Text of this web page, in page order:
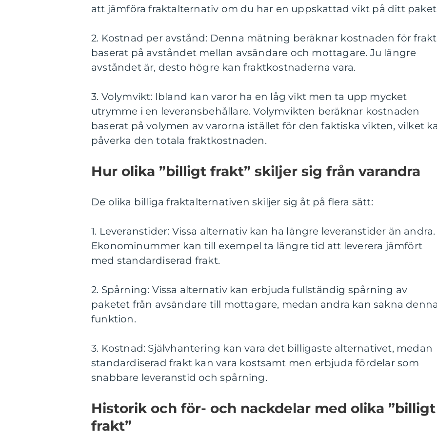
att jämföra fraktalternativ om du har en uppskattad vikt på ditt
2. Kostnad per avstånd: Denna mätning beräknar kostnaden för frakt
baserat på avståndet mellan avsändare och mottagare. Ju längre
avståndet är, desto högre kan fraktkostnaderna vara.
3. Volymvikt: Ibland kan varor ha en låg vikt men ta upp mycket
utrymme i en leveransbehållare. Volymvikten beräknar kostnaden
baserat på volymen av varorna istället för den faktiska vikten, vilket
påverka den totala fraktkostnaden.
Hur olika ”billigt frakt” skiljer sig från varandra
De olika billiga fraktalternativen skiljer sig åt på flera sätt:
1. Leveranstider: Vissa alternativ kan ha längre leveranstider än andra.
Ekonominummer kan till exempel ta längre tid att leverera jämfört
med standardiserad frakt.
2. Spårning: Vissa alternativ kan erbjuda fullständig spårning av
paketet från avsändare till mottagare, medan andra kan sakna
funktion.
3. Kostnad: Självhantering kan vara det billigaste alternativet, medan
standardiserad frakt kan vara kostsamt men erbjuda fördelar som
snabbare leveranstid och spårning.
Historik och för- och nackdelar med olika ”billigt
frakt”